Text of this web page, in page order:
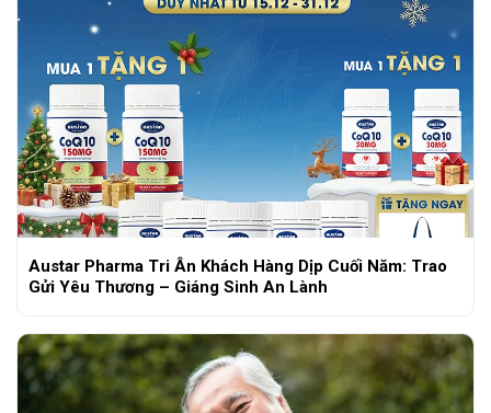
Austar Pharma Tri Ân Khách Hàng Dịp Cuối Năm: Trao
Gửi Yêu Thương – Giáng Sinh An Lành